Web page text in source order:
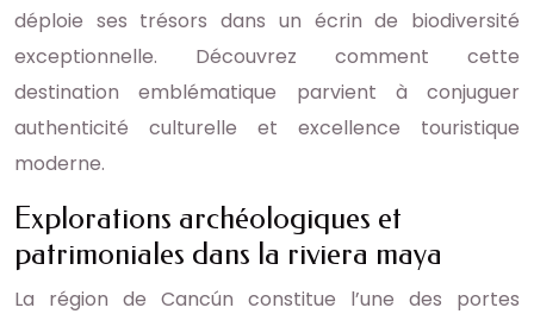
déploie ses trésors dans un écrin de biodiversité
exceptionnelle. Découvrez comment cette
destination emblématique parvient à conjuguer
authenticité culturelle et excellence touristique
moderne.
Explorations archéologiques et
patrimoniales dans la riviera maya
La région de Cancún constitue l’une des portes